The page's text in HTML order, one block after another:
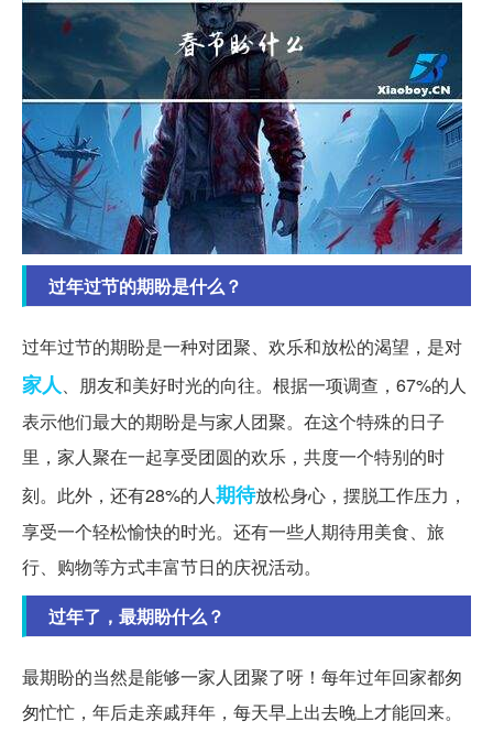
过年过节的期盼是什么？
过年过节的期盼是一种对团聚、欢乐和放松的渴望，是对
家人、朋友和美好时光的向往。根据一项调查，67%的人
表示他们最大的期盼是与家人团聚。在这个特殊的日子
里，家人聚在一起享受团圆的欢乐，共度一个特别的时
刻。此外，还有28%的人期待放松身心，摆脱工作压力，
享受一个轻松愉快的时光。还有一些人期待用美食、旅
行、购物等方式丰富节日的庆祝活动。
过年了，最期盼什么？
最期盼的当然是能够一家人团聚了呀！每年过年回家都匆
匆忙忙，年后走亲戚拜年，每天早上出去晚上才能回来。